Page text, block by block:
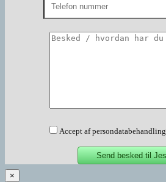
Accept af persondatabehandling.
×